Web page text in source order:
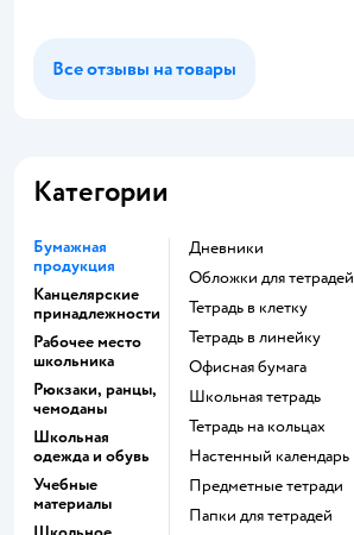
Все отзывы на товары
Категории
Бумажная
продукция
Канцелярские
принадлежности
Рабочее место
школьника
Рюкзаки, ранцы,
чемоданы
Школьная
одежда и обувь
Учебные
материалы
Дневники
Обложки для тетрадей
Тетрадь в клетку
Тетрадь в линейку
Офисная бумага
Школьная тетрадь
Тетрадь на кольцах
Настенный календарь
Предметные тетради
Папки для тетрадей